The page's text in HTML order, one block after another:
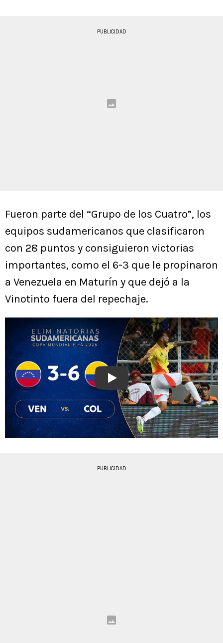
PUBLICIDAD
Fueron parte del “Grupo de los Cuatro”, los
equipos sudamericanos que clasificaron
con 28 puntos y consiguieron victorias
importantes, como el 6-3 que le propinaron
a Venezuela en Maturín y que dejó a la
Vinotinto fuera del repechaje.
Play
PUBLICIDAD